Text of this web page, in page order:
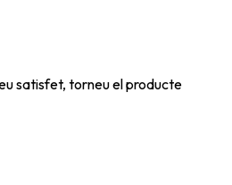
satisfet, torneu el producte